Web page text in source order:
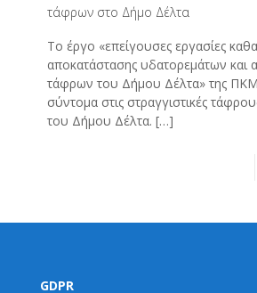
τάφρων στο Δήμο Δέλτα
Το έργο «επείγουσες εργασίες
αποκατάστασης υδατορεμάτων και
τάφρων του Δήμου Δέλτα» της ΠΚΜ
σύντομα στις στραγγιστικές
του Δήμου Δέλτα. […]
GDPR